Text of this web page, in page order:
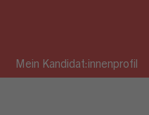
Mein Kandidat:innenprofil